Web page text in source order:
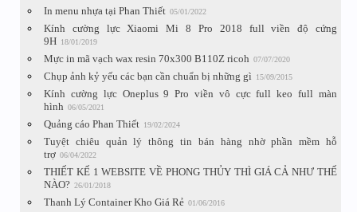
In menu nhựa tại Phan Thiết 05/01/2022
Kính cường lực Xiaomi Mi 8 Pro 2018 full viền độ cứng
9H 18/01/2019
Mực in mã vạch wax resin 70x300 B110Z ricoh 07/07/2020
Chụp ảnh kỷ yếu các bạn cần chuẩn bị những gì 15/09/2015
Kính cường lực Oneplus 9 Pro viền vô cực full keo full màn
hình 06/05/2021
Quảng cáo Phan Thiết 19/02/2024
Tuyệt chiêu quản lý thông tin bán hàng nhờ phần mềm hỗ
trợ 06/04/2022
THIẾT KẾ 1 WEBSITE VỀ PHONG THỦY THÌ GIÁ CẢ NHƯ THẾ
NÀO? 26/01/2018
Thanh Lý Container Kho Giá Rẻ 01/06/2016